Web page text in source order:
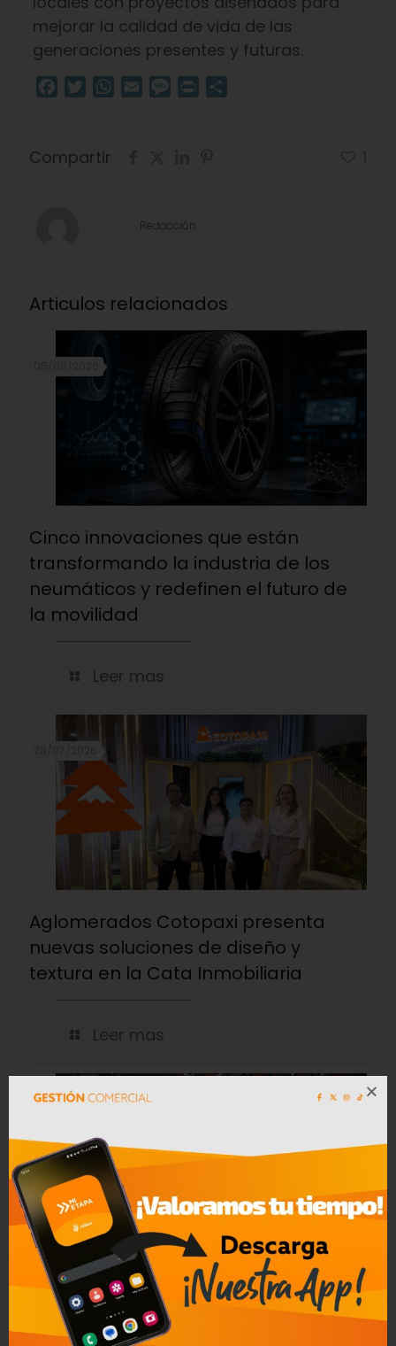
mejorar la calidad de vida de las
generaciones presentes y futuras.
Facebook
TwitterWhatsApp
Email Message
Print
Compartir
Redacción
Articulos relacionados
Cinco innovaciones que están
transformando la industria de los
neumáticos y redefinen el futuro de
la movilidad
Leer mas
Aglomerados Cotopaxi presenta
nuevas soluciones de diseño y
textura en la Cata Inmobiliaria
Leer mas
Cómo la inteligencia artificial está
ayudando a transformar la
seguridad industrial en Ecuador